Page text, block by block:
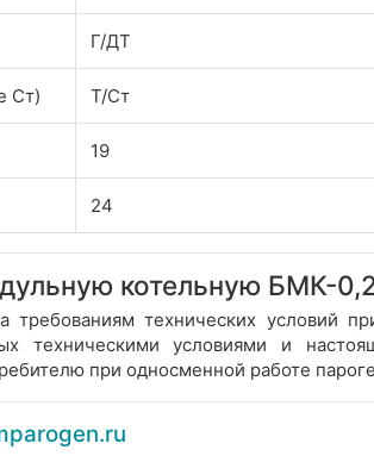
Г/ДТ
Ст) Т/Ст
19
24
котельную БМК-
требованиям технических условий
техническими условиями и
при односменной работе